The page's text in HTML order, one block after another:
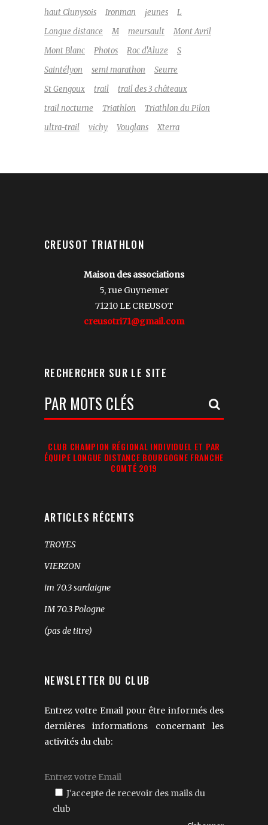
haut Clunysois
Ironman jeunes
L
Longue distance
M meursault
Mont Avril
Mont Blanc
Photos Roc d'Aluze
S
Saintélyon
semi marathon
Seurre
St Gengoux
trail
trail des 3 châteaux
trail nocturne
Triathlon
Triathlon du Pilon
ultra-trail
vichy Vouglans Xterra
CREUSOT TRIATHLON
Maison des associations
5, rue Guynemer
71210 LE CREUSOT
creusotri71@gmail.com
RECHERCHER SUR LE SITE
Votre
Recherche:
CLUB CHAMPION RÉGIONAL INDIVIDUEL ET PAR
ÉQUIPE LONGUE DISTANCE BOURGOGNE FRANCHE
COMTÉ 2019
ARTICLES RÉCENTS
TROYES
VIERZON
im 70.3 sardaigne
IM 70.3 Pologne
(pas de titre)
NEWSLETTER DU CLUB
Entrez votre Email pour être informés des
dernières informations concernant les
activités du club:
J'accepte de recevoir des mails du
club